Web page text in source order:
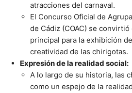
atracciones del carnaval.
El Concurso Oficial de
de Cádiz (COAC) se
principal para la exhibición
creatividad de las chirigotas.
Expresión de la realidad social:
A lo largo de su historia, las
como un espejo de la